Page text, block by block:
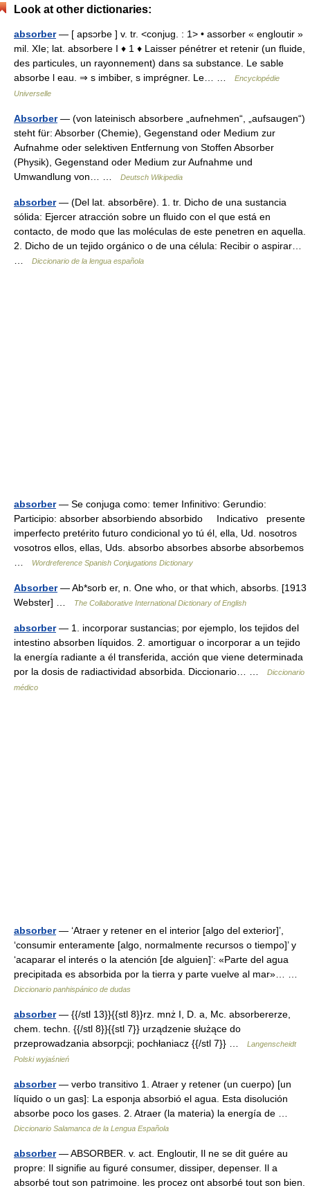
Look at other dictionaries:
absorber— [ apsɔrbe ] v. tr. <conjug. : 1> • assorber « engloutir »
mil. XIe; lat. absorbere I ♦ 1 ♦ Laisser pénétrer et retenir (un fluide,
des particules, un rayonnement) dans sa substance. Le sable
absorbe l eau. ⇒ s imbiber, s imprégner. Le… …
Encyclopédie
Universelle
Absorber— (von lateinisch absorbere „aufnehmen“, „aufsaugen“)
steht für: Absorber (Chemie), Gegenstand oder Medium zur
Aufnahme oder selektiven Entfernung von Stoffen Absorber
(Physik), Gegenstand oder Medium zur Aufnahme und
Umwandlung von… …
Deutsch Wikipedia
absorber— (Del lat. absorbēre). 1. tr. Dicho de una sustancia
sólida: Ejercer atracción sobre un fluido con el que está en
contacto, de modo que las moléculas de este penetren en aquella.
2. Dicho de un tejido orgánico o de una célula: Recibir o aspirar…
Diccionario de la lengua española
absorber— Se conjuga como: temer Infinitivo: Gerundio:
Participio: absorber absorbiendo absorbido Indicativo presente
imperfecto pretérito futuro condicional yo tú él, ella, Ud. nosotros
vosotros ellos, ellas, Uds. absorbo absorbes absorbe absorbemos
Wordreference Spanish Conjugations Dictionary
Absorber— Ab*sorb er, n. One who, or that which, absorbs. [1913
Webster] …
The Collaborative International Dictionary of English
absorber— 1. incorporar sustancias; por ejemplo, los tejidos del
intestino absorben líquidos. 2. amortiguar o incorporar a un tejido
la energía radiante a él transferida, acción que viene determinada
por la dosis de radiactividad absorbida. Diccionario… …
Diccionario
médico
absorber— ‘Atraer y retener en el interior [algo del exterior]’,
‘consumir enteramente [algo, normalmente recursos o tiempo]’ y
‘acaparar el interés o la atención [de alguien]’: «Parte del agua
precipitada es absorbida por la tierra y parte vuelve al mar»… …
Diccionario panhispánico de dudas
absorber— {{/stl 13}}{{stl 8}}rz. mnż I, D. a, Mc. absorbererze,
chem. techn. {{/stl 8}}{{stl 7}} urządzenie służące do
przeprowadzania absorpcji; pochłaniacz {{/stl 7}} …
Langenscheidt
Polski wyjaśnień
absorber— verbo transitivo 1. Atraer y retener (un cuerpo) [un
líquido o un gas]: La esponja absorbió el agua. Esta disolución
absorbe poco los gases. 2. Atraer (la materia) la energía de …
Diccionario Salamanca de la Lengua Española
absorber— ABSORBER. v. act. Engloutir, Il ne se dit guére au
propre: Il signifie au figuré consumer, dissiper, depenser. Il a
absorbé tout son patrimoine. les procez ont absorbé tout son bien.